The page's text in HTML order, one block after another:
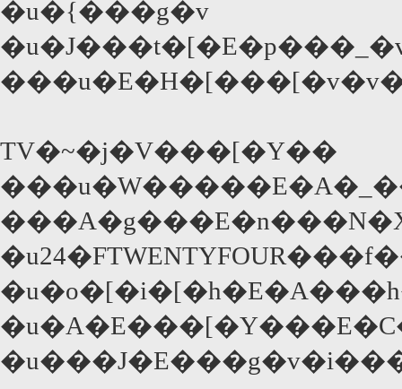
�u�{���g�v
TV�~�j�V���[�Y��